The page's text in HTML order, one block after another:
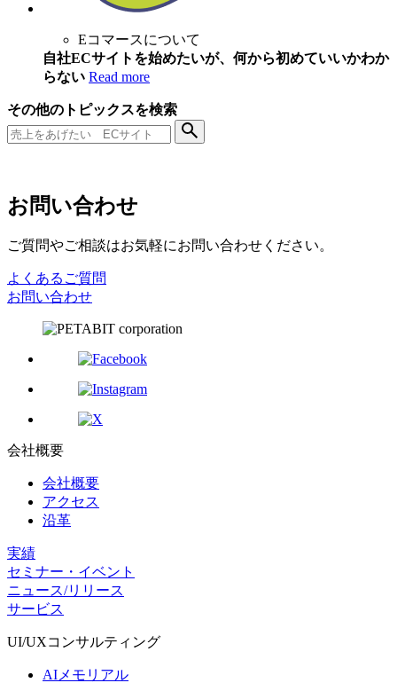
Eコマースについて
自社ECサイトを始めたいが、何から初めていいかわか
らない Read more
その他のトピックスを検索
お問い合わせ
ご質問やご相談はお気軽にお問い合わせください。
よくあるご質問
お問い合わせ
会社概要
会社概要
アクセス
沿革
実績
セミナー・イベント
ニュース/リリース
サービス
UI/UXコンサルティング
AIメモリアル